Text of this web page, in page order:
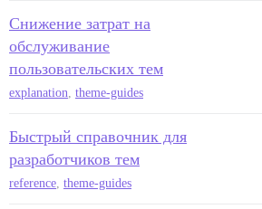
Снижение затрат на
обслуживание
пользовательских тем
explanation, theme-guides
Быстрый справочник для
разработчиков тем
reference, theme-guides